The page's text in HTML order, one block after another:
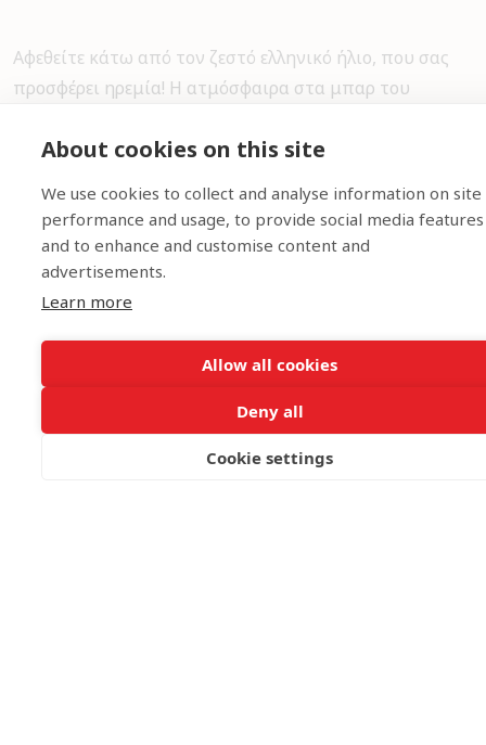
About cookies on this site
We use cookies to collect and analyse information on site
performance and usage, to provide social media features
and to enhance and customise content and
advertisements.
Learn more
Allow all cookies
Deny all
Cookie settings
Αφεθείτε κάτω από τον ζεστό ελληνικό ήλιο, που σας
προσφέρει ηρεμία! Η ατμόσφαιρα στα μπαρ του
μεγάλη ποικιλία μας σε κοκτέιλ, σνακ και αναψυκτικά.
Αίσθηση απόδρασης από τις εντάσεις της καθημερινής
ζωής.